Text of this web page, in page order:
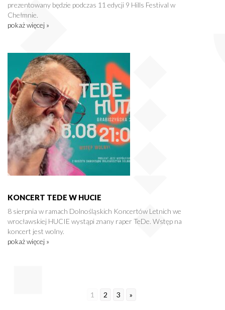
prezentowany będzie podczas 11 edycji 9 Hills Festival w
Chełmnie.
pokaż więcej »
KONCERT TEDE W HUCIE
8 sierpnia w ramach Dolnośląskich Koncertów Letnich we
wrocławskiej HUCIE wystąpi znany raper TeDe. Wstęp na
koncert jest wolny.
pokaż więcej »
1 2 3 »